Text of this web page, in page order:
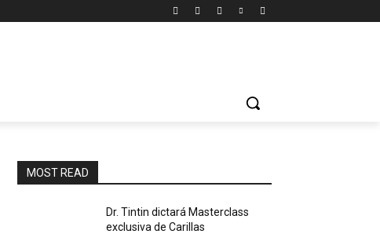
MOST READ
Dr. Tintin dictará Masterclass
exclusiva de Carillas